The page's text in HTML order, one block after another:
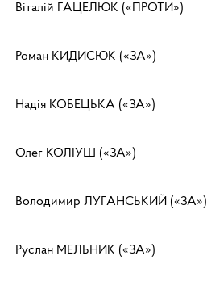
Віталій ГАЦЕЛЮК («ПРОТИ»)
Роман КИДИСЮК («ЗА»)
Надія КОБЕЦЬКА («ЗА»)
Олег КОЛІУШ («ЗА»)
Володимир ЛУГАНСЬКИЙ («ЗА»)
Руслан МЕЛЬНИК («ЗА»)